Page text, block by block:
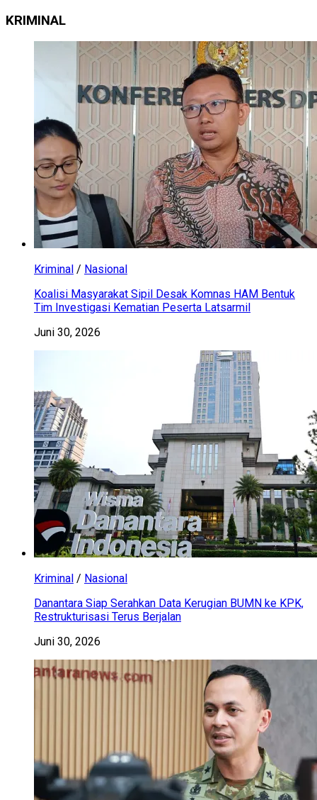
KRIMINAL
Kriminal / Nasional
Koalisi Masyarakat Sipil Desak Komnas HAM Bentuk
Tim Investigasi Kematian Peserta Latsarmil
Juni 30, 2026
Kriminal / Nasional
Danantara Siap Serahkan Data Kerugian BUMN ke KPK,
Restrukturisasi Terus Berjalan
Juni 30, 2026